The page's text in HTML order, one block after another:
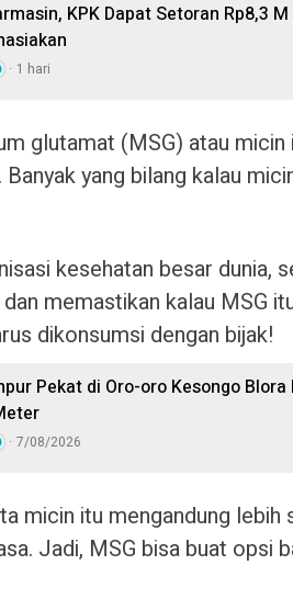
KPK Dapat Setoran Rp8,3
1 hari
glutamat (MSG) atau
yang bilang kalau
kesehatan besar dunia,
memastikan kalau MSG
dikonsumsi dengan bijak!
Pekat di Oro-oro Kesongo
7/08/2026
micin itu mengandung
Jadi, MSG bisa buat opsi